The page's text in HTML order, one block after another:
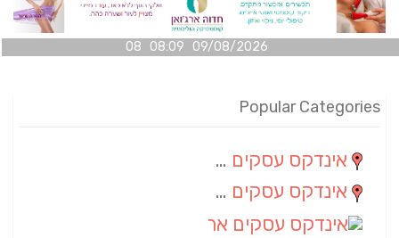
09/08/2026 08:09 08
Popular Categories
אינדקס עסקים מרחבי
אינדקס עסקים מקומי